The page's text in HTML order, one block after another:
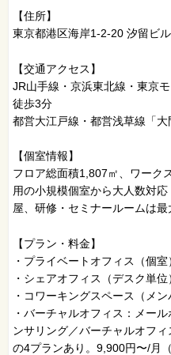
【住所】
東京都港区海岸1-2-20 汐留ビ
【交通アクセス】
JR山手線・京浜東北線・東京
徒歩3分
都営大江戸線・都営浅草線「
【個室情報】
フロア総面積1,807㎡、ワーク
用の小規模個室から大人数対
屋、研修・セミナールームは最
【プラン・料金】
・プライベートオフィス（個
・シェアオフィス（デスク単
・コワーキングスペース（メ
・バーチャルオフィス：メー
ンサリング／バーチャルオフ
の4プランあり。9,900円〜/月